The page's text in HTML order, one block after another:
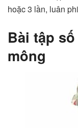
hoặc 3 lần, luân
Bài tập
mông